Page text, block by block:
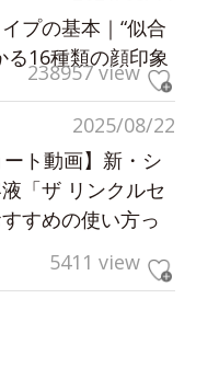
プの基本｜“似合
る16種類の顔印象
238957 view
2025/08/22
ート動画】新・シ
「ザ リンクルセ
すめの使い方っ
5411 view